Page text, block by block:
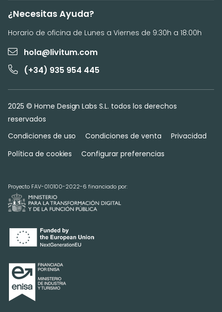
¿Necesitas Ayuda?
Horario de oficina de Lunes a Viernes de 9:30h a 18:00h
hola@livitum.com
(+34) 935 954 445
2025 © Home Design Labs S.L. todos los derechos
reservados
Condiciones de uso
Condiciones de venta
Privacidad
Política de cookies
Configurar preferencias
Proyecto FAV-010100-2022-6 financiado por: